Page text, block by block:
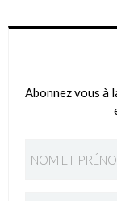
Abonnez vous à